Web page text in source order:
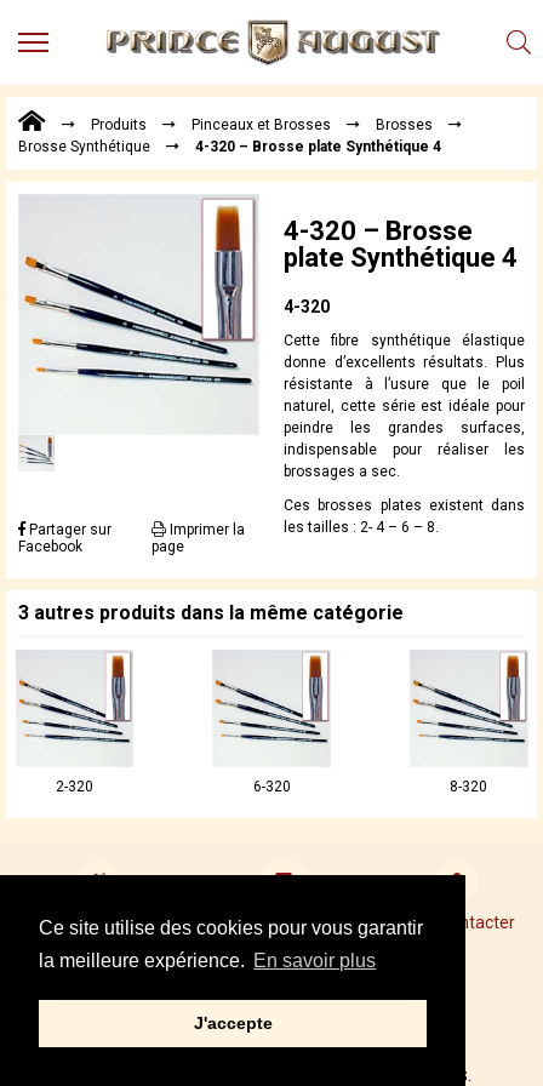
Ce site utilise des cookies pour vous garantir
la meilleure expérience. En savoir plus
J'accepte
MENU
Points
de
Vente
Téléchargements
Techniques,
trucs et
astuces
Produits Pinceaux et Brosses
Brosses
Brosse Synthétique
4-320 – Brosse plate Synthétique 4
Partager sur
Facebook
Imprimer la
page
4-320 – Brosse
plate Synthétique 4
4-320
Cette fibre synthétique élastique
donne d’excellents résultats. Plus
résistante à l’usure que le poil
naturel, cette série est idéale pour
peindre les grandes surfaces,
indispensable pour réaliser les
brossages a sec.
Ces brosses plates existent dans
les tailles : 2- 4 – 6 – 8.
3 autres produits dans la même catégorie
2-320 6-320 8-320
Devenir revendeur Points de Vente Conseil Nous contacter
Mentions légales
© 2002,2021 – PRINCE AUGUST, TOUS DROITS RÉSERVÉS.